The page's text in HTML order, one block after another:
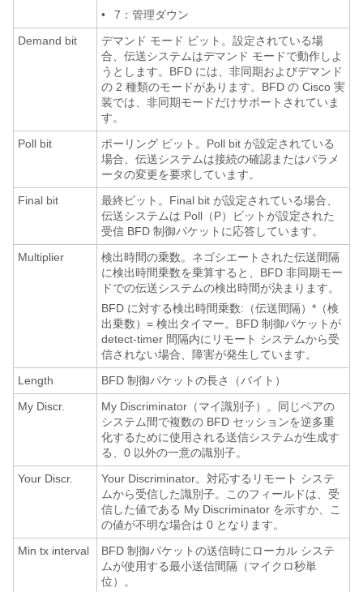
•
7：管理ダウン
Demand bit
デマンド モード ビット。設定されている場
合、伝送システムはデマンド モードで動作しよ
うとします。BFD には、非同期およびデマンド
の 2 種類のモードがあります。BFD の Cisco 実
装では、非同期モードだけサポートされていま
す。
Poll bit
ポーリング ビット。Poll bit が設定されている
場合、伝送システムは接続の確認またはパラメ
ータの変更を要求しています。
Final bit
最終ビット。Final bit が設定されている場合、
伝送システムは Poll（P）ビットが設定された
受信 BFD 制御パケットに応答しています。
Multiplier
検出時間の乗数。ネゴシエートされた伝送間隔
に検出時間乗数を乗算すると、BFD 非同期モー
ドでの伝送システムの検出時間が決まります。
BFD に対する検出時間乗数:（伝送間隔）*（検
出乗数）= 検出タイマー。BFD 制御パケットが
detect-timer 間隔内にリモート システムから受
信されない場合、障害が発生しています。
Length
BFD 制御パケットの長さ（バイト）
My Discr.
My Discriminator（マイ識別子）。同じペアの
システム間で複数の BFD セッションを逆多重
化するために使用される送信システムが生成す
る、0 以外の一意の識別子。
Your Discr.
Your Discriminator。対応するリモート システ
ムから受信した識別子。このフィールドは、受
信した値である My Discriminator を示すか、こ
の値が不明な場合は 0 となります。
Min tx interval
BFD 制御パケットの送信時にローカル システ
ムが使用する最小送信間隔（マイクロ秒単
位）。